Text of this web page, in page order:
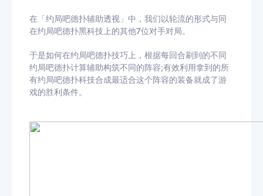
在「约局吧德扑辅助透视」中，我们以轮流的形式与同
在约局吧德扑黑科技上的其他7位对手对局。
于是如何在约局吧德扑技巧上，根据每回合刷到的不同
约局吧德扑计算辅助构筑不同的阵容;有效利用拿到的所
有约局吧德扑科技合成最适合这个阵容的装备就成了游
戏的胜利条件。